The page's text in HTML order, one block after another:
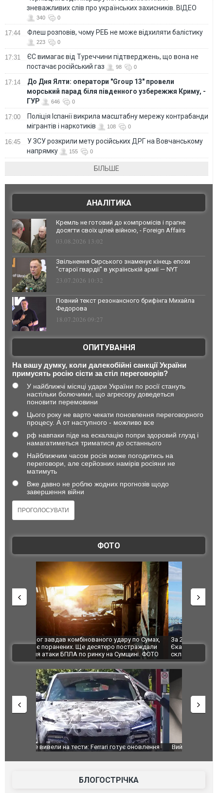
зневажливих слів про українських захисників. ВІДЕО
340 0
17:44 Флеш розповів, чому РЕБ не може відхиляти балістику
223 0
17:31
ЄС вимагає від Туреччини підтверджень, що вона не
постачає російський газ
98 0
17:14
До Дня Ялти: оператори "Group 13" провели
морський парад біля південного узбережжя Криму, -
ГУР
646 0
17:00
Поліція Іспанії викрила масштабну мережу контрабанди
мігрантів і наркотиків
108 0
16:45
У ЗСУ розкрили мету російських ДРГ на Вовчанському
напрямку
155 0
БІЛЬШЕ
АНАЛІТИКА
Кремль не готовий до компромісів і прагне
досягти своїх цілей війною, - Foreign Affairs
03.08.2026 13:02
Звільнення Сирського знаменує кінець епохи
"старої гвардії" в українській армії — NYT
23.07.2026 10:32
Повний текст резонансного брифінга Михайла
Федорова
18.07.2026 09:27
ОПИТУВАННЯ
На вашу думку, коли далекобійні санкції України
примусять росію сісти за стіл переговорів?
У найближчі місяці удари України по росії стануть
настільки болючими, що агресору доведеться
поновити перемовини
Цього року не варто чекати поновлення переговорного
процесу. А от наступного - можливо все
рф навпаки піде на ескалацію попри здоровий глузд і
намагатиметься триматися до останнього
Найближчим часом росія може погодитись на
переговори, але серйозних намірів росіяни не
матимуть
Вже давно не роблю жодних прогнозів щодо
завершення війни
ФОТО
За 2000 кілометрів від кордону з Україною: в
Єкатеринбурзі після атаки дронів загорівся
склад Wildberries. ФОТО. ВІДЕО
"Мої
ВІДЕО
Вийшов трейлер нової екранізації легендарного
БЛОГОСТРІЧКА